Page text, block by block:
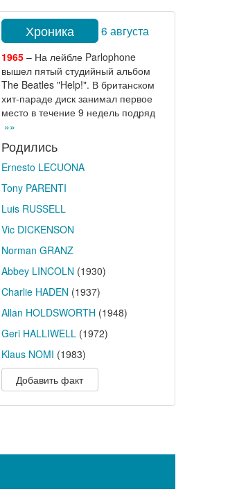
Хроника 6 августа
1965– На лейбле Parlophone
вышел пятый студийный альбом
The Beatles "Help!". В британском
хит-параде диск занимал первое
место в течение 9 недель подряд
»»
Родились
Ernesto LECUONA
Tony PARENTI
Luis RUSSELL
Vic DICKENSON
Norman GRANZ
Abbey LINCOLN (1930)
Charlie HADEN (1937)
Allan HOLDSWORTH (1948)
Geri HALLIWELL(1972)
Klaus NOMI (1983)
Добавить факт